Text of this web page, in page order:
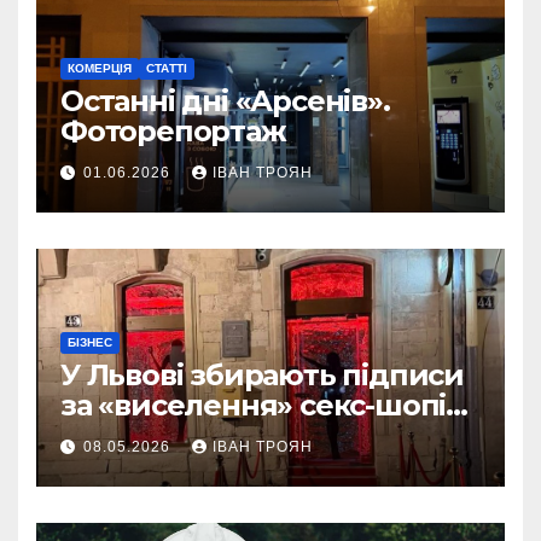
КОМЕРЦІЯ СТАТТІ
Останні дні «Арсенів».
Фоторепортаж
01.06.2026 ІВАН ТРОЯН
БІЗНЕС
У Львові збирають підписи
за «виселення» секс-шопів
із центру міста
08.05.2026 ІВАН ТРОЯН